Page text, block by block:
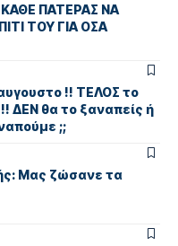
ΚΑΘΕ ΠΑΤΕΡΑΣ ΝΑ
ΤΟΥ ΓΙΑ ΟΣΑ
!! ΤΕΛΟΣ το
ΔΕΝ θα το ξαναπείς ή
;;
Μας ζώσανε τα